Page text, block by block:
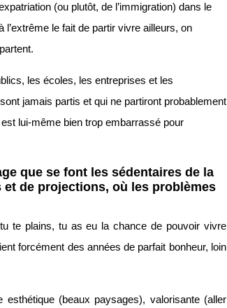
(ou plutôt, de l’immigration) dans le
le fait de partir vivre ailleurs, on
les écoles, les entreprises et les
jamais partis et qui ne partiront probablement
lui-même bien trop embarrassé pour
que se font les sédentaires de la
de projections, où les problèmes
te plains, tu as eu la chance de pouvoir vivre
forcément des années de parfait bonheur, loin
(beaux paysages), valorisante (aller